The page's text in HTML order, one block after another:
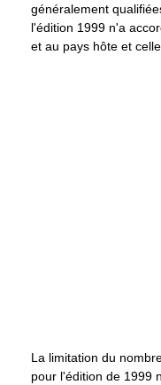
généralement
l'édition 1999 n'a
et au pays hôte et
La limitation du
pour l'édition de 1999